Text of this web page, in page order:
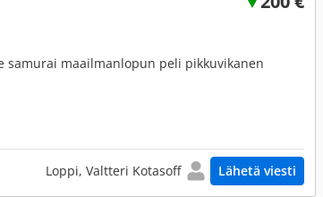
samurai maailmanlopun peli pikkuvikanen
Loppi, Valtteri Kotasoff Lähetä viesti